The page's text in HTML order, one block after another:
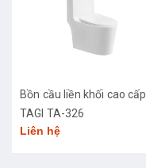
Bồn cầu liền khối cao cấp
TAGI TA-326
Liên hệ